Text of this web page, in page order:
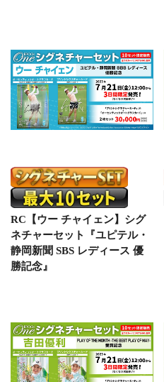
RC【ウー チャイェン】シグ
ネチャーセット『ユピテル・
静岡新聞 SBS レディース 優
勝記念』